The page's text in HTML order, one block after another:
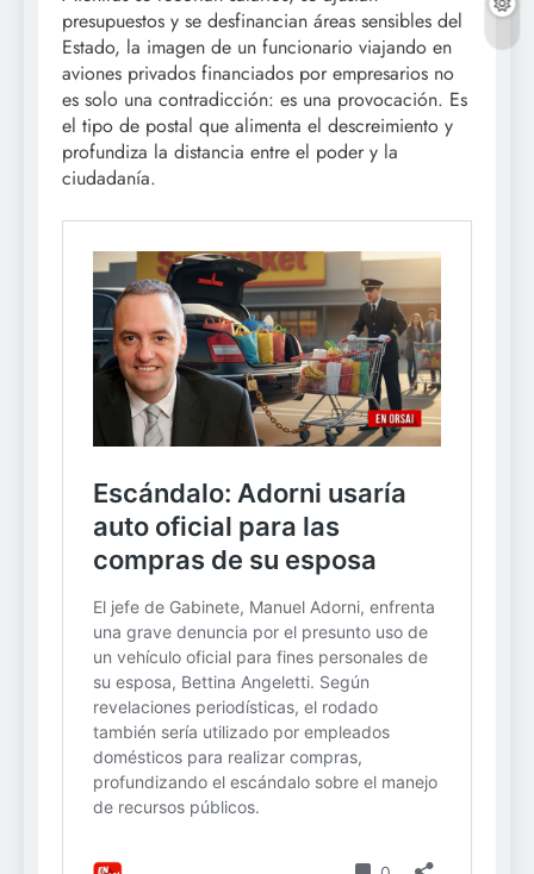
presupuestos y se desfinancian áreas sensibles del
Estado, la imagen de un funcionario viajando en
aviones privados financiados por empresarios no
es solo una contradicción: es una provocación. Es
el tipo de postal que alimenta el descreimiento y
profundiza la distancia entre el poder y la
ciudadanía.